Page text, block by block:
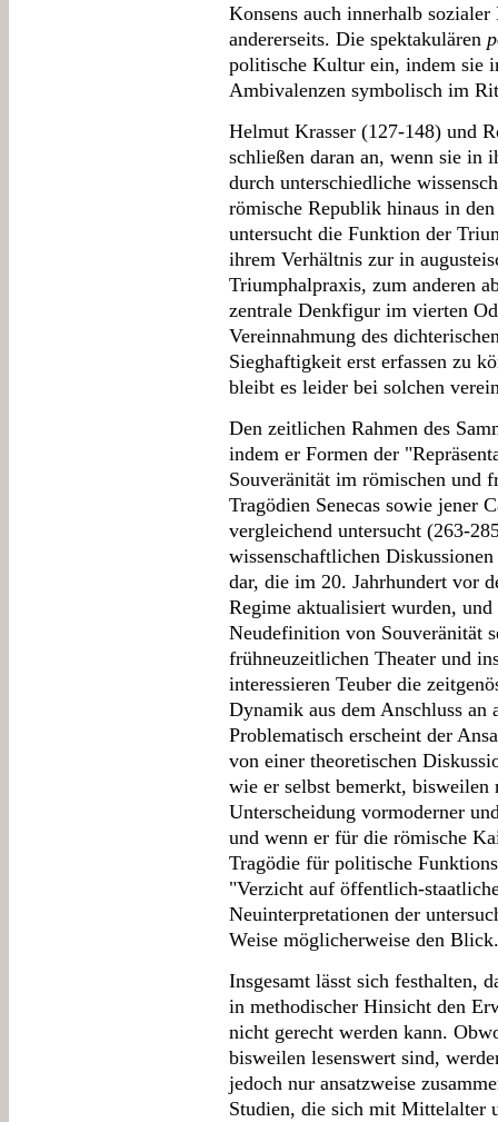
Konsens auch innerhalb
andererseits. Die spektakulären
politische Kultur ein, indem sie
Ambivalenzen symbolisch im
Helmut Krasser (127-148) und
schließen daran an, wenn sie in
durch unterschiedliche
römische Republik hinaus in
untersucht die Funktion der
ihrem Verhältnis zur in
Triumphalpraxis, zum anderen
zentrale Denkfigur im vierten
Vereinnahmung des
Sieghaftigkeit erst erfassen zu
bleibt es leider bei solchen
Den zeitlichen Rahmen des
indem er Formen der
Souveränität im römischen und
Tragödien Senecas sowie jener
vergleichend untersucht (263-
wissenschaftlichen
dar, die im 20. Jahrhundert vor
Regime aktualisiert wurden,
Neudefinition von Souveränität
frühneuzeitlichen Theater und
interessieren Teuber die
Dynamik aus dem Anschluss an
Problematisch erscheint der
von einer theoretischen
wie er selbst bemerkt,
Unterscheidung vormoderner
und wenn er für die römische
Tragödie für politische
"Verzicht auf öffentlich-
Neuinterpretationen der
Weise möglicherweise den Blick.
Insgesamt lässt sich festhalten,
in methodischer Hinsicht den
nicht gerecht werden kann.
bisweilen lesenswert sind,
jedoch nur ansatzweise
Studien, die sich mit Mittelalter